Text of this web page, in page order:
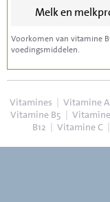
Melk en
Voorkomen van vitamine
voedingsmiddelen.
Vitamines
Vitamine A
Vitamine B5
B12
Vitamine C